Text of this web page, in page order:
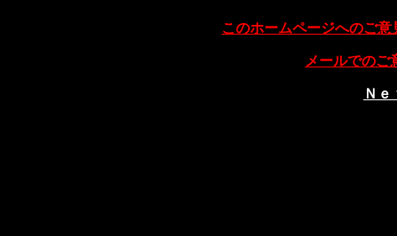
このホームページへのご
メールでのご
Ｎ